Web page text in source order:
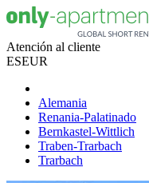
Atención al cliente
ESEUR
Alemania
Renania-Palatinado
Bernkastel-Wittlich
Traben-Trarbach
Trarbach